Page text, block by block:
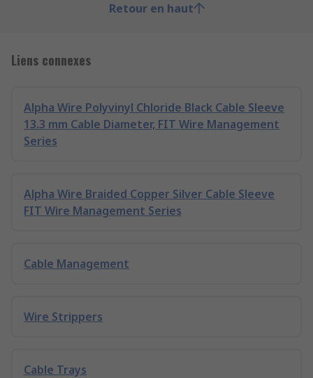
Retour en haut
Liens connexes
Alpha Wire Polyvinyl Chloride Black Cable Sleeve
13.3 mm Cable Diameter, FIT Wire Management
Series
Alpha Wire Braided Copper Silver Cable Sleeve
FIT Wire Management Series
Cable Management
Wire Strippers
Cable Trays